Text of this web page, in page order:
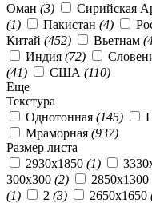
Оман (3) Сирийская
(1)
Пакистан (4)
Китай (452) Вьетнам
Индия (72)
(41)
США (110)
Еще
Текстура
Однотонная (145)
Мраморная (937)
Размер листа
2930x1850 (1)
300х300 (2) 2850x1300
(1)
2 (3) 2650x1650